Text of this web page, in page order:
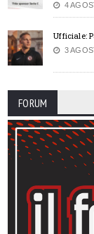
4
Ufficiale:
3
FORUM